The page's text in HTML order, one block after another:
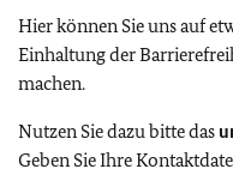
Hier können Sie uns auf
Einhaltung der
machen.
Nutzen Sie dazu bitte das
Geben Sie Ihre